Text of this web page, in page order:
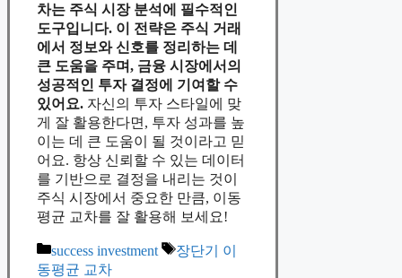
차는 주식 시장 분석에 필수적인
도구입니다. 이 전략은 주식 거래
에서 정보와 신호를 정리하는 데
큰 도움을 주며, 금융 시장에서의
성공적인 투자 결정에 기여할 수
있어요. 자신의 투자 스타일에 맞
게 잘 활용한다면, 투자 성과를 높
이는 데 큰 도움이 될 것이라고 믿
어요. 항상 신뢰할 수 있는 데이터
를 기반으로 결정을 내리는 것이
주식 시장에서 중요한 만큼, 이동
평균 교차를 잘 활용해 보세요!
Categories
success investment Tags
장단기 이
동평균 교차